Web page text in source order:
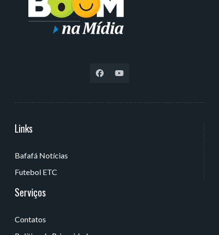
Links
Bafafá Notícias
Futebol ETC
Serviços
Contatos
Serviços